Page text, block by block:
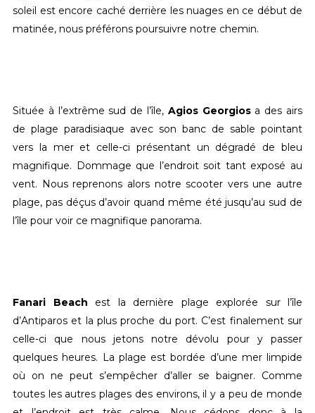
soleil est encore caché derrière les nuages en ce début de
matinée, nous préférons poursuivre notre chemin.
Située à l’extrême sud de l’île, Agios Georgiosa des airs
de plage paradisiaque avec son banc de sable pointant
vers la mer et celle-ci présentant un dégradé de bleu
magnifique. Dommage que l’endroit soit tant exposé au
vent. Nous reprenons alors notre scooter vers une autre
plage, pas déçus d’avoir quand même été jusqu’au sud de
l’île pour voir ce magnifique panorama.
Fanari Beach est la dernière plage explorée sur l’île
d’Antiparos et la plus proche du port. C’est finalement sur
celle-ci que nous jetons notre dévolu pour y passer
quelques heures. La plage est bordée d’une mer limpide
où on ne peut s’empêcher d’aller se baigner. Comme
toutes les autres plages des environs, il y a peu de monde